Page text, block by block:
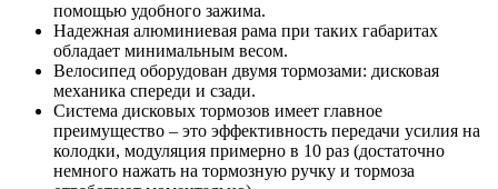
помощью удобного зажима.
Надежная алюминиевая рама при таких габаритах
обладает минимальным весом.
Велосипед оборудован двумя тормозами: дисковая
механика спереди и сзади.
Система дисковых тормозов имеет главное
преимущество – это эффективность передачи усилия на
колодки, модуляция примерно в 10 раз (достаточно
немного нажать на тормозную ручку и тормоза